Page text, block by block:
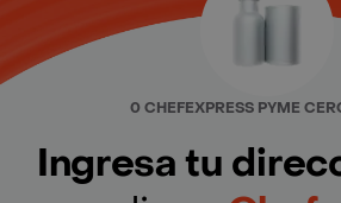
0 CHEFEXPRESS PYME
Ingresa tu